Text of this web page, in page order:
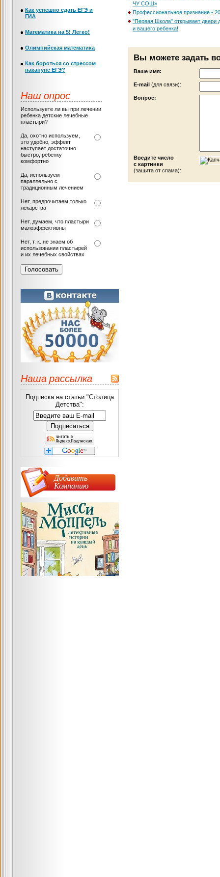
ЧУ СОШ»
Профессиональное признание -
"Первая Школа" открывает двери
и вашего ребенка!
Вы можете задать
Ваше имя:
Е-mail (для связи):
Вопрос:
Введите число
с картинки
(защита от спама):
Как успешно сдать ЕГЭ и
ГИА
Математика на 5! Легко!
Олимпийская математика
Как бороться со стрессом
накануне ЕГЭ?
Наш опрос
Используете ли вы при лечении
ребенка детские лечебные
пластыри?
Да, охотно используем,
это удобно, эффект
наступает достаточно
быстро, ребенку
комфортно
Да, используем
параллельно с
традиционным лечением
Нет, предпочитаем только
лекарства
Нет, думаем, что пластыри
малоэффективны
Нет, т. к. не знаем об
использовании пластырей
и их лечебных свойствах
Наша рассылка
Подписка на статьи "Столица
Детства":
Добавить
Компанию